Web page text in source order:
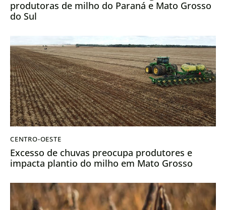
produtoras de milho do Paraná e Mato Grosso
do Sul
CENTRO-OESTE
Excesso de chuvas preocupa produtores e
impacta plantio do milho em Mato Grosso